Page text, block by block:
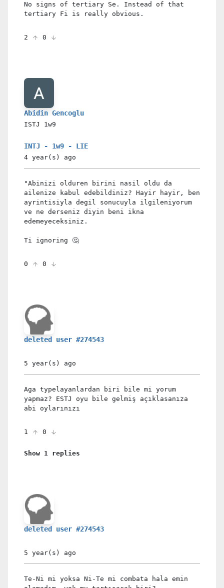
No signs of tertiary Se. Instead of that
tertiary Fi is really obvious.
2 0
Abidin Gencoglu
ISTJ 1w9
INTJ - 1w9 - LIE
4 year(s) ago
"Abinizi olduren birini nasil oldu da
ailenize kabul edebildiniz? Hayir hayir, ben
ayrintisiyla degil sonucuyla ilgileniyorum
ve ne derseniz diyin beni ikna
edemeyeceksiniz.
Ti ignoring 🤔
0 0
deleted user #274543
5 year(s) ago
Aga typelayanlardan biri bile mi yorum
yapmaz? ESTJ oyu bile gelmiş açıklasanıza
abi oylarınızı
1 0
Show 1 replies
deleted user #274543
5 year(s) ago
Te-Ni mi yoksa Ni-Te mi combata hala emin